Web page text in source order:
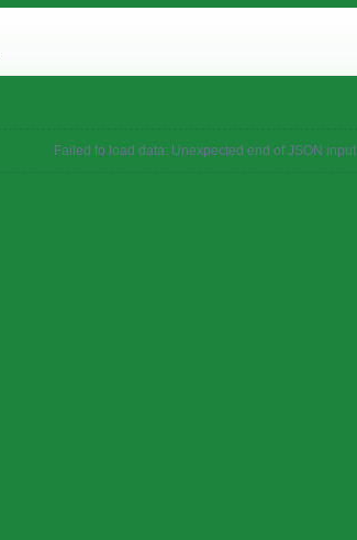
Failed to load data: Unexpected end of JSON input